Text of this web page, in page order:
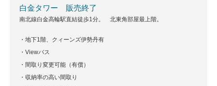
白金タワー 販売終了
南北線白金高輪駅直結徒歩1分。 北東角部屋最上階。
・地下1階、クィーンズ伊勢丹有
・Viewバス
・間取り変更可能（有償）
・収納率の高い間取り